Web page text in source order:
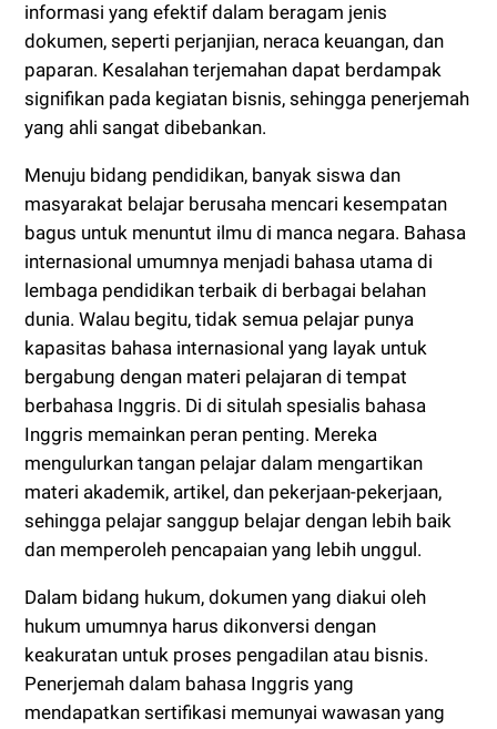
informasi yang efektif dalam beragam jenis
dokumen, seperti perjanjian, neraca keuangan, dan
paparan. Kesalahan terjemahan dapat berdampak
signifikan pada kegiatan bisnis, sehingga penerjemah
yang ahli sangat dibebankan.
Menuju bidang pendidikan, banyak siswa dan
masyarakat belajar berusaha mencari kesempatan
bagus untuk menuntut ilmu di manca negara. Bahasa
internasional umumnya menjadi bahasa utama di
lembaga pendidikan terbaik di berbagai belahan
dunia. Walau begitu, tidak semua pelajar punya
kapasitas bahasa internasional yang layak untuk
bergabung dengan materi pelajaran di tempat
berbahasa Inggris. Di di situlah spesialis bahasa
Inggris memainkan peran penting. Mereka
mengulurkan tangan pelajar dalam mengartikan
materi akademik, artikel, dan pekerjaan-pekerjaan,
sehingga pelajar sanggup belajar dengan lebih baik
dan memperoleh pencapaian yang lebih unggul.
Dalam bidang hukum, dokumen yang diakui oleh
hukum umumnya harus dikonversi dengan
keakuratan untuk proses pengadilan atau bisnis.
Penerjemah dalam bahasa Inggris yang
mendapatkan sertifikasi memunyai wawasan yang